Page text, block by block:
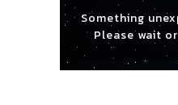
Something
Please wait